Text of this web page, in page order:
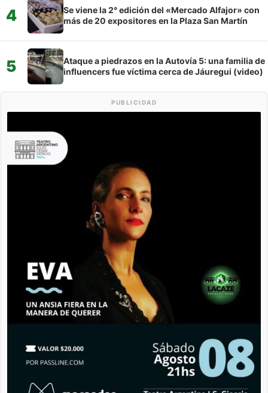
4
Se viene la 2° edición del «Mercado Alfajor» con
más de 20 expositores en la Plaza San Martín
5
Ataque a piedrazos en la Autovía 5: una familia de
influencers fue víctima cerca de Jáuregui (video)
PUBLICIDAD